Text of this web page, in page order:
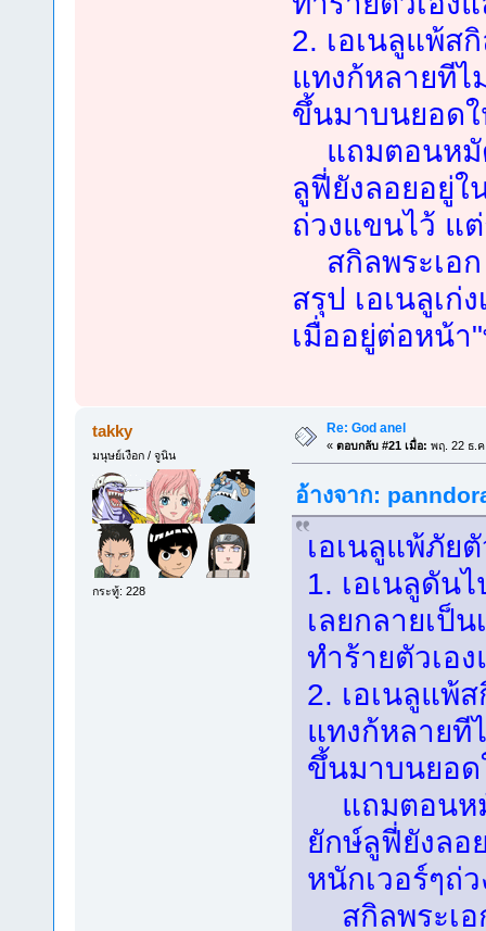
2. เอเนลูแพ้ส
แทงก้หลายทีไ
ขึ้นมาบนยอด
แถมตอนหมั
ลูฟี่ยังลอยอยู่ใ
ถ่วงแขนไว้ แ
สกิลพระเอก
สรุป เอเนลูเก่
เมื่ออยู่ต่อหน้า
takky
มนุษย์เงือก / จูนิน
กระทู้: 228
Re: God anel
« ตอบกลับ #21 เมื่อ: พฤ. 22 ธ.ค
อ้างจาก:
เอเนลูแพ้ภัย
1. เอเนลูดัน
เลยกลายเป็
ทำร้ายตัวเอ
2. เอเนลูแพ้
แทงก้หลายที
ขึ้นมาบนยอ
แถมตอนหมั
ยักษ์ลูฟี่ยังลอ
หนักเวอร์ๆถ่
สกิลพระเอ